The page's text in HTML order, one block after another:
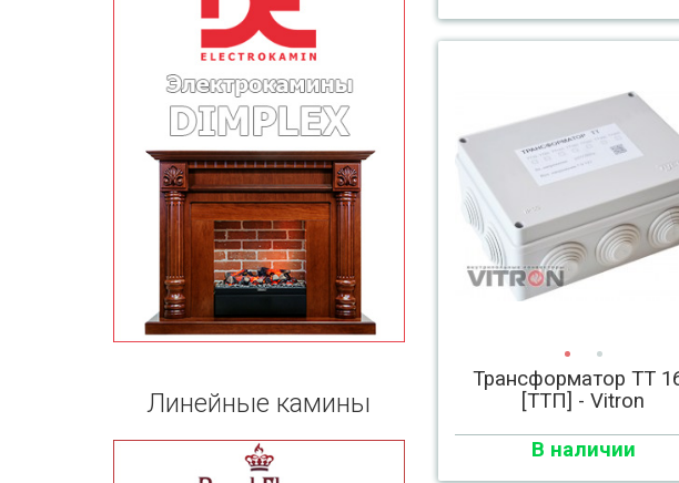
Трансформатор ТТ
[ТТП] - Vitron
В наличии
Линейные камины